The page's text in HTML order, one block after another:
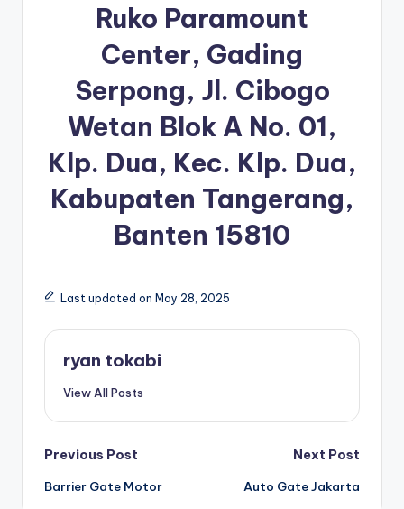
Ruko Paramount
Center, Gading
Serpong, Jl. Cibogo
Wetan Blok A No. 01,
Klp. Dua, Kec. Klp. Dua,
Kabupaten Tangerang,
Banten 15810
Last updated on May 28, 2025
ryan tokabi
View All Posts
Post
navigation
Previous Post
Barrier Gate Motor
Next Post
Auto Gate Jakarta